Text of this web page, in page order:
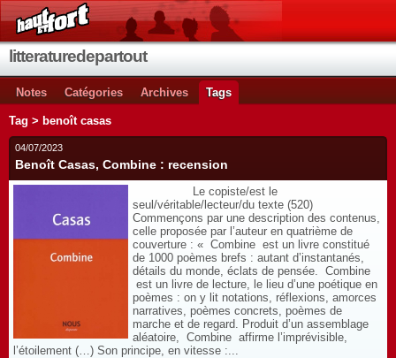
litteraturedepartout
Notes Catégories Archives Tags
Tag > benoît casas
04/07/2023
Benoît Casas, Combine : recension
Le copiste/est le
seul/véritable/lecteur/du texte (520)
Commençons par une description des contenus,
celle proposée par l’auteur en quatrième de
couverture : « Combine est un livre constitué
de 1000 poèmes brefs : autant d’instantanés,
détails du monde, éclats de pensée. Combine
est un livre de lecture, le lieu d’une poétique en
poèmes : on y lit notations, réflexions, amorces
narratives, poèmes concrets, poèmes de
marche et de regard. Produit d’un assemblage
aléatoire, Combine affirme l’imprévisible,
l’étoilement (…) Son principe, en vitesse :...